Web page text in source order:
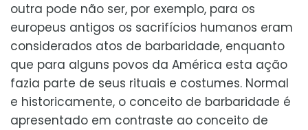
outra pode não ser, por exemplo, para os
europeus antigos os sacrifícios humanos eram
considerados atos de barbaridade, enquanto
que para alguns povos da América esta ação
fazia parte de seus rituais e costumes. Normal
e historicamente, o conceito de barbaridade é
apresentado em contraste ao conceito de